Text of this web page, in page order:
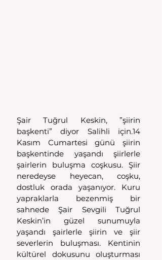
Şair Tuğrul Keskin, ”şiirin
başkenti” diyor Salihli için.14
Kasım Cumartesi günü şiirin
başkentinde yaşandı şiirlerle
şairlerin buluşma coşkusu. Şiir
neredeyse heyecan, coşku,
dostluk orada yaşanıyor. Kuru
yapraklarla bezenmiş bir
sahnede Şair Sevgili Tuğrul
Keskin’in güzel sunumuyla
yaşandı şairlerle şiirin ve şiir
severlerin buluşması. Kentinin
kültürel dokusunu oluşturması